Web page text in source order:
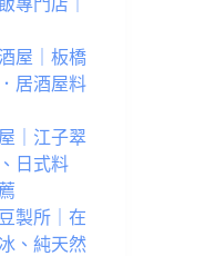
專門店｜
屋｜板橋
居酒屋料
｜江子翠
日式料
製所｜在
、純天然